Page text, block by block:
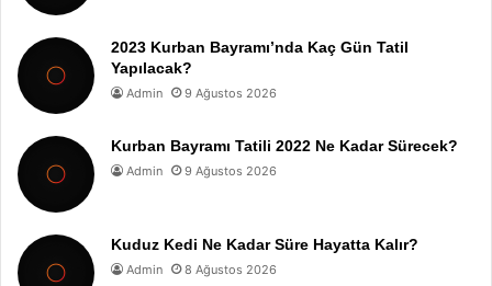
2023 Kurban Bayramı’nda Kaç Gün Tatil
Yapılacak?
Admin 9 Ağustos 2026
Kurban Bayramı Tatili 2022 Ne Kadar Sürecek?
Admin 9 Ağustos 2026
Kuduz Kedi Ne Kadar Süre Hayatta Kalır?
Admin 8 Ağustos 2026